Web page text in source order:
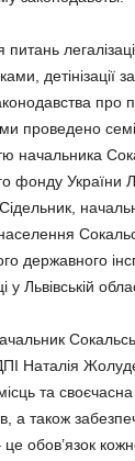
детінізації
про
проведено
начальника
фонду України
населення
державного
Львівській
Наталія
та
а також
обов’язок